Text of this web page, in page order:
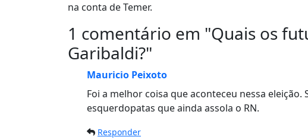
na conta de Temer.
1 comentário em "Quais os
Garibaldi?"
Mauricio Peixoto
Foi a melhor coisa que aconteceu nessa eleição.
esquerdopatas que ainda assola o RN.
Responder